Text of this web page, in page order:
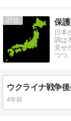
27 保
日本
調は
見せ
つつ
4年前